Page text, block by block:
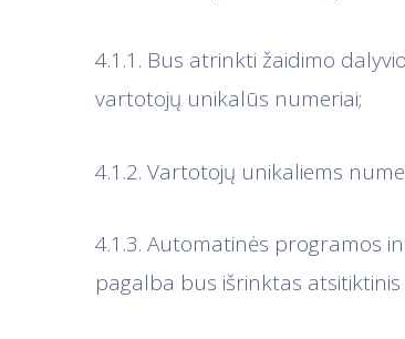
4.1.1. Bus atrinkti žaidimo
vartotojų unikalūs numeriai;
4.1.2. Vartotojų unikaliems
4.1.3. Automatinės programos
pagalba bus išrinktas atsitiktinis